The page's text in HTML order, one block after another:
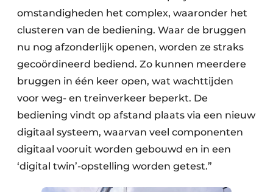
omstandigheden het complex, waaronder het
clusteren van de bediening. Waar de bruggen
nu nog afzonderlijk openen, worden ze straks
gecoördineerd bediend. Zo kunnen meerdere
bruggen in één keer open, wat wachttijden
voor weg- en treinverkeer beperkt. De
bediening vindt op afstand plaats via een nieuw
digitaal systeem, waarvan veel componenten
digitaal vooruit worden gebouwd en in een
‘digital twin’-opstelling worden getest.”